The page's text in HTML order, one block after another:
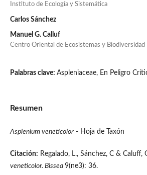
Instituto de Ecología y Sistemática
Carlos Sánchez
Manuel G. Calluf
Centro Oriental de Ecosistemas y Biodiversidad
Palabras clave: Aspleniaceae, En Peligro
Resumen
Asplenium veneticolor- Hoja de Taxón
Citación: Regalado, L., Sánchez, C & Caluff,
veneticolor. Bissea 9(ne3): 36.